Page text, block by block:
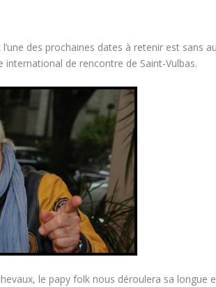
des prochaines dates à retenir est sans
international de rencontre de Saint-Vulbas.
le papy folk nous déroulera sa longue